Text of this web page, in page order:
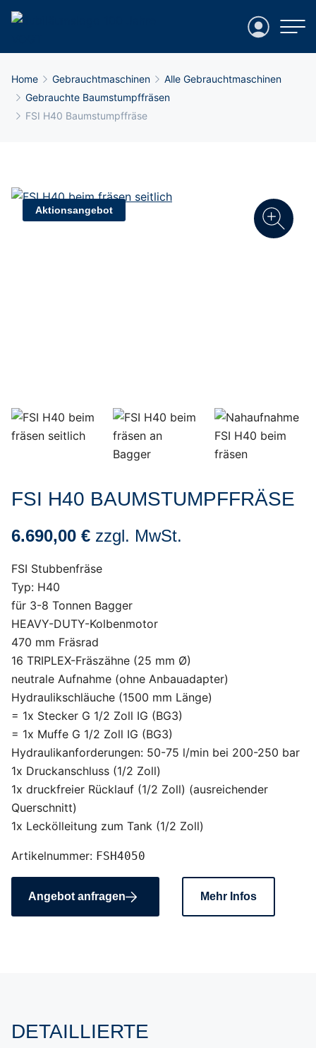
Login
Breadcrumb-Navigation
Home Gebrauchtmaschinen
Alle Gebrauchtmaschinen
Gebrauchte Baumstumpffräsen
FSI H40 Baumstumpffräse
FSI H40 BAUMSTUMPFFRÄSE
6.690,00 € zzgl. MwSt.
FSI Stubbenfräse
Typ: H40
für 3-8 Tonnen Bagger
HEAVY-DUTY-Kolbenmotor
470 mm Fräsrad
16 TRIPLEX-Fräszähne (25 mm Ø)
neutrale Aufnahme (ohne Anbauadapter)
Hydraulikschläuche (1500 mm Länge)
= 1x Stecker G 1/2 Zoll IG (BG3)
= 1x Muffe G 1/2 Zoll IG (BG3)
Hydraulikanforderungen: 50-75 l/min bei 200-250 bar
1x Druckanschluss (1/2 Zoll)
1x druckfreier Rücklauf (1/2 Zoll) (ausreichender
Querschnitt)
1x Leckölleitung zum Tank (1/2 Zoll)
Artikelnummer: FSH4050
Angebot anfragen Mehr Infos
Aktionsangebot
DETAILLIERTE